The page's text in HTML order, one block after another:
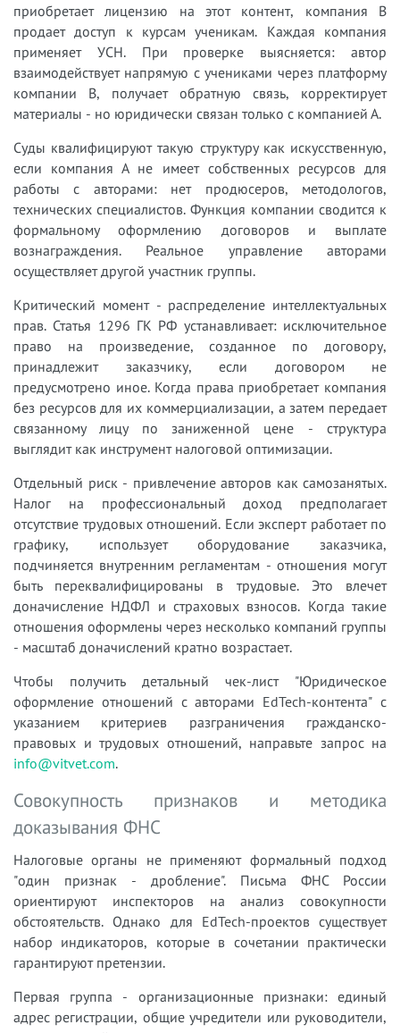
приобретает лицензию на этот контент, компания В
продает доступ к курсам ученикам. Каждая компания
применяет УСН. При проверке выясняется: автор
взаимодействует напрямую с учениками через платформу
компании В, получает обратную связь, корректирует
материалы - но юридически связан только с компанией А.
Суды квалифицируют такую структуру как искусственную,
если компания А не имеет собственных ресурсов для
работы с авторами: нет продюсеров, методологов,
технических специалистов. Функция компании сводится к
формальному оформлению договоров и выплате
вознаграждения. Реальное управление авторами
осуществляет другой участник группы.
Критический момент - распределение интеллектуальных
прав. Статья 1296 ГК РФ устанавливает: исключительное
право на произведение, созданное по договору,
принадлежит заказчику, если договором не
предусмотрено иное. Когда права приобретает компания
без ресурсов для их коммерциализации, а затем передает
связанному лицу по заниженной цене - структура
выглядит как инструмент налоговой оптимизации.
Отдельный риск - привлечение авторов как самозанятых.
Налог на профессиональный доход предполагает
отсутствие трудовых отношений. Если эксперт работает по
графику, использует оборудование заказчика,
подчиняется внутренним регламентам - отношения могут
быть переквалифицированы в трудовые. Это влечет
доначисление НДФЛ и страховых взносов. Когда такие
отношения оформлены через несколько компаний группы
- масштаб доначислений кратно возрастает.
Чтобы получить детальный чек-лист "Юридическое
оформление отношений с авторами EdTech-контента" с
указанием критериев разграничения гражданско-
правовых и трудовых отношений, направьте запрос на
info@vitvet.com.
Совокупность признаков и методика
доказывания ФНС
Налоговые органы не применяют формальный подход
"один признак - дробление". Письма ФНС России
ориентируют инспекторов на анализ совокупности
обстоятельств. Однако для EdTech-проектов существует
набор индикаторов, которые в сочетании практически
гарантируют претензии.
Первая группа - организационные признаки: единый
адрес регистрации, общие учредители или руководители,